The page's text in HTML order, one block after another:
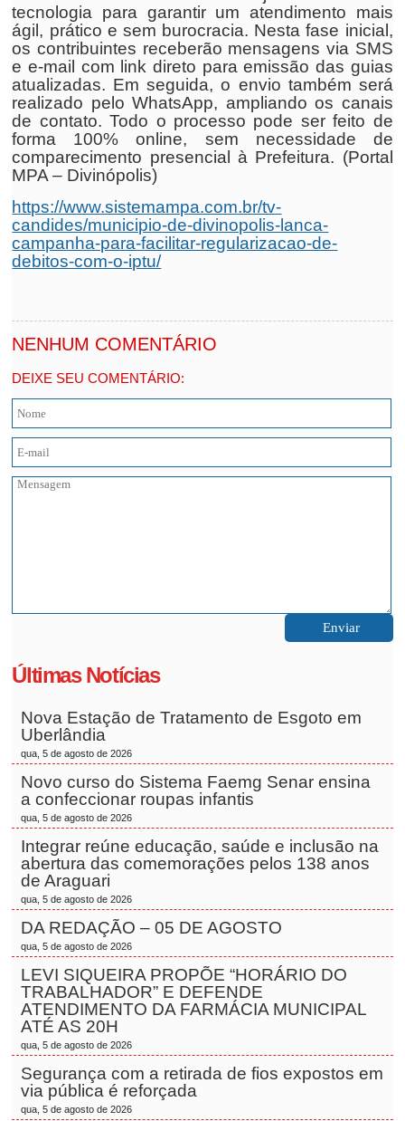
tecnologia para garantir um atendimento mais
ágil, prático e sem burocracia. Nesta fase inicial,
os contribuintes receberão mensagens via SMS
e e-mail com link direto para emissão das guias
atualizadas. Em seguida, o envio também será
realizado pelo WhatsApp, ampliando os canais
de contato. Todo o processo pode ser feito de
forma 100% online, sem necessidade de
comparecimento presencial à Prefeitura. (Portal
MPA – Divinópolis)
https://www.sistemampa.com.br/tv-
candides/municipio-de-divinopolis-lanca-
campanha-para-facilitar-regularizacao-de-
debitos-com-o-iptu/
NENHUM COMENTÁRIO
DEIXE SEU COMENTÁRIO:
Últimas Notícias
Nova Estação de Tratamento de Esgoto em
Uberlândia
qua, 5 de agosto de 2026
Novo curso do Sistema Faemg Senar ensina
a confeccionar roupas infantis
qua, 5 de agosto de 2026
Integrar reúne educação, saúde e inclusão na
abertura das comemorações pelos 138 anos
de Araguari
qua, 5 de agosto de 2026
DA REDAÇÃO – 05 DE AGOSTO
qua, 5 de agosto de 2026
LEVI SIQUEIRA PROPÕE “HORÁRIO DO
TRABALHADOR” E DEFENDE
ATENDIMENTO DA FARMÁCIA MUNICIPAL
ATÉ AS 20H
qua, 5 de agosto de 2026
Segurança com a retirada de fios expostos em
via pública é reforçada
qua, 5 de agosto de 2026